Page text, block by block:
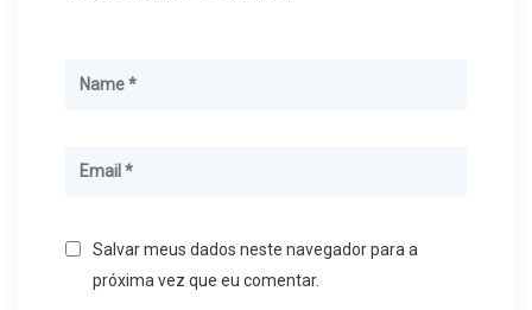
Salvar meus dados neste navegador para a
próxima vez que eu comentar.